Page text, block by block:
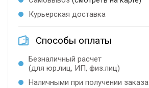
Курьерская доставка
Способы оплаты
Безналичный расчет
(для юр.лиц, ИП, физ.лиц)
Наличными при получении заказа